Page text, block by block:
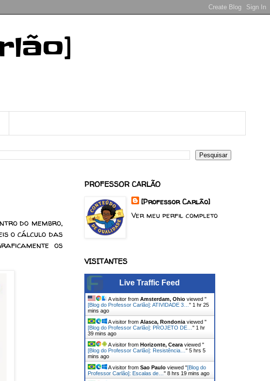
do membro,
o cálculo das
os
PROFESSOR CARLÃO
[Professor Carlão]
Ver meu perfil completo
VISITANTES
Live Traffic Feed
A visitor from Amsterdam, Ohioviewed "
[Blog do Professor Carlão]: ATIVIDADE 3… " 1 hr 25
mins ago
A visitor from Alasca, Rondoniaviewed "
[Blog do Professor Carlão]: PROJETO DE… " 1 hr
39 mins ago
A visitor from Horizonte, Cearaviewed "
[Blog do Professor Carlão]: Resistência… " 5 hrs 5
mins ago
A visitor from Sao Pauloviewed "[Blog do
Professor Carlão]: Escalas de… " 8 hrs 19 mins ago